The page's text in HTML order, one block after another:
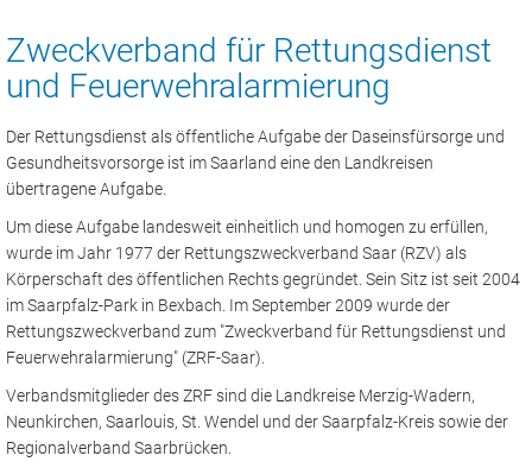
Zweckverband für Rettungsdienst
und Feuerwehralarmierung
Der Rettungsdienst als öffentliche Aufgabe der Daseinsfürsorge und
Gesundheits­vorsorge ist im Saarland eine den Landkreisen
übertragene Aufgabe.
Um diese Aufgabe landesweit einheitlich und homogen zu erfüllen,
wurde im Jahr 1977 der Rettungszweckverband Saar (RZV) als
Körperschaft des öffentlichen Rechts gegründet. Sein Sitz ist seit 2004
im Saarpfalz-Park in Bexbach. Im September 2009 wurde der
Rettungszweckverband zum "Zweckverband für Rettungs­dienst und
Feuerwehralarmierung" (ZRF-Saar).
Verbandsmitglieder des ZRF sind die Landkreise Merzig-Wadern,
Neunkirchen, Saarlouis, St. Wendel und der Saarpfalz-Kreis sowie der
Regionalverband Saarbrücken.